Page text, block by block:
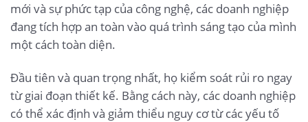
mới và sự phức tạp của công nghệ, các doanh nghiệp
đang tích hợp an toàn vào quá trình sáng tạo của mình
một cách toàn diện.
Đầu tiên và quan trọng nhất, họ kiểm soát rủi ro ngay
từ giai đoạn thiết kế. Bằng cách này, các doanh nghiệp
có thể xác định và giảm thiểu nguy cơ từ các yếu tố